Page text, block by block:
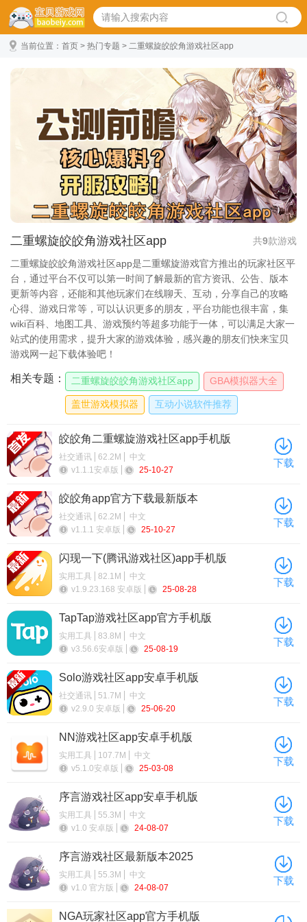
当前位置： 首页 > 热门专题 > 二重螺旋皎皎角游戏社区app
二重螺旋皎皎角游戏社区app 共9款游戏
二重螺旋皎皎角游戏社区app是二重螺旋游戏官方推出的玩家社区平
台，通过平台不仅可以第一时间了解最新的官方资讯、公告、版本
更新等内容，还能和其他玩家们在线聊天、互动，分享自己的攻略
心得、游戏日常等，可以认识更多的朋友，平台功能也很丰富，集
wiki百科、地图工具、游戏预约等超多功能于一体，可以满足大家一
站式的使用需求，提升大家的游戏体验，感兴趣的朋友们快来宝贝
游戏网一起下载体验吧！
相关专题： 二重螺旋皎皎角游戏社区app GBA模拟器大全
盖世游戏模拟器 互动小说软件推荐
皎皎角二重螺旋游戏社区app手机版
社交通讯 62.2M
中文
v1.1.1安卓版
25-10-27
下载
皎皎角app官方下载最新版本
社交通讯 62.2M
中文
v1.1.1 安卓版
25-10-27
下载
闪现一下(腾讯游戏社区)app手机版
实用工具 82.1M
中文
v1.9.23.168 安卓版
25-08-28
下载
TapTap游戏社区app官方手机版
实用工具 83.8M
中文
v3.56.6安卓版
25-08-19
下载
Solo游戏社区app安卓手机版
社交通讯 51.7M
中文
v2.9.0 安卓版
25-06-20
下载
NN游戏社区app安卓手机版
实用工具 107.7M
中文
v5.1.0安卓版
25-03-08
下载
序言游戏社区app安卓手机版
实用工具 55.3M
中文
v1.0 安卓版
24-08-07
下载
序言游戏社区最新版本2025
实用工具 55.3M
中文
v1.0 官方版
24-08-07
下载
NGA玩家社区app官方手机版